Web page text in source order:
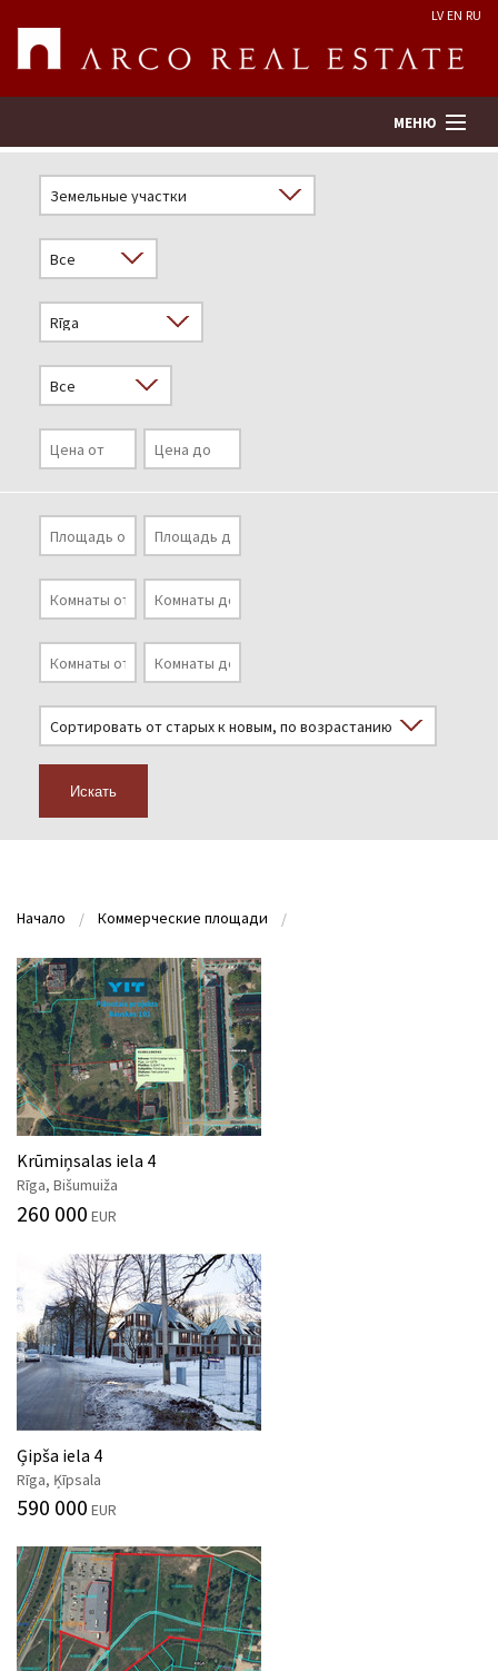
LV EN RU
МЕНЮ
Оценка недвижимости
Предприятие
Услуги
Kонтакты
Искать
Начало Коммерческие площади
Krūmiņsalas iela 4
Rīga, Bišumuiža
260 000 EUR
Ģipša iela 4
Rīga, Ķīpsala
590 000 EUR